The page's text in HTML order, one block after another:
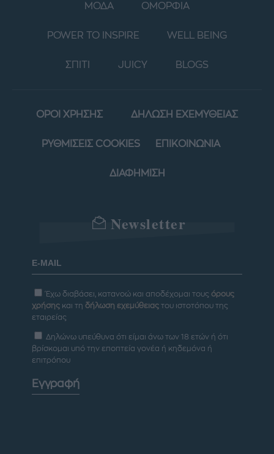
ΜΟΔΑ ΟΜΟΡΦΙΑ
POWER TO INSPIRE WELL BEING
ΣΠΙΤΙ JUICY BLOGS
ΟΡΟΙ ΧΡΗΣΗΣ ΔΗΛΩΣΗ ΕΧΕΜΥΘΕΙΑΣ
ΡΥΘΜΙΣΕΙΣ COOKIES ΕΠΙΚΟΙΝΩΝΙΑ
ΔΙΑΦΗΜΙΣΗ
Newsletter
Έχω διαβάσει, κατανοώ και αποδέχομαι τους όρους
χρήσης και τη δήλωση εχεμύθειας του ιστοτόπου της
εταιρείας
Δηλώνω υπεύθυνα ότι είμαι άνω των 18 ετών ή ότι
βρίσκομαι υπό την εποπτεία γονέα ή κηδεμόνα ή
επιτρόπου
Εγγραφή